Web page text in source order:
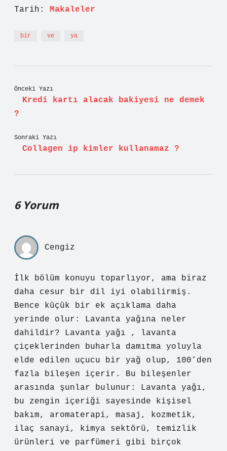
Tarih: Makaleler
bir ve ya
Önceki Yazı
Kredi kartı alacak bakiyesi ne demek
?
Sonraki Yazı
Collagen ip kimler kullanamaz ?
6 Yorum
Cengiz
İlk bölüm konuyu toparlıyor, ama biraz
daha cesur bir dil iyi olabilirmiş.
Bence küçük bir ek açıklama daha
yerinde olur: Lavanta yağına neler
dahildir? Lavanta yağı , lavanta
çiçeklerinden buharla damıtma yoluyla
elde edilen uçucu bir yağ olup, 100’den
fazla bileşen içerir. Bu bileşenler
arasında şunlar bulunur: Lavanta yağı,
bu zengin içeriği sayesinde kişisel
bakım, aromaterapi, masaj, kozmetik,
ilaç sanayi, kimya sektörü, temizlik
ürünleri ve parfümeri gibi birçok